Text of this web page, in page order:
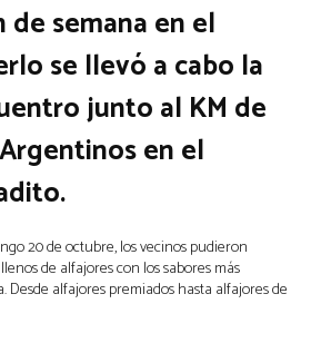
semana en el
se llevó a cabo la
junto al KM de
en el
20 de octubre, los vecinos pudieron
de alfajores con los sabores más
Desde alfajores premiados hasta alfajores de